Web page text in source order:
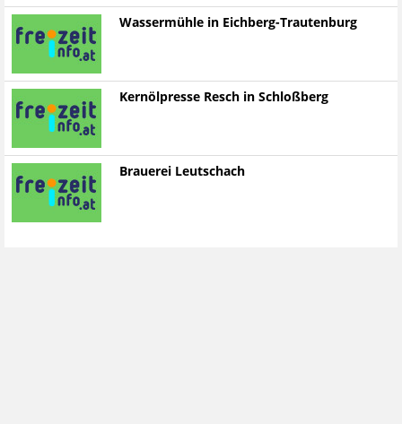
Wassermühle in Eichberg-Trautenburg
Kernölpresse Resch in Schloßberg
Brauerei Leutschach